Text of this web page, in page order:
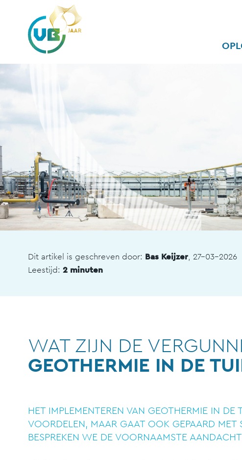
Dit artikel is geschreven door: Bas Keijzer, 27-03-2026
Leestijd: 2 minuten
WAT ZIJN DE
GEOTHERMIE IN DE
HET IMPLEMENTEREN VAN GEOTHERMIE IN
VOORDELEN, MAAR GAAT OOK GEPAARD MET
BESPREKEN WE DE VOORNAAMSTE